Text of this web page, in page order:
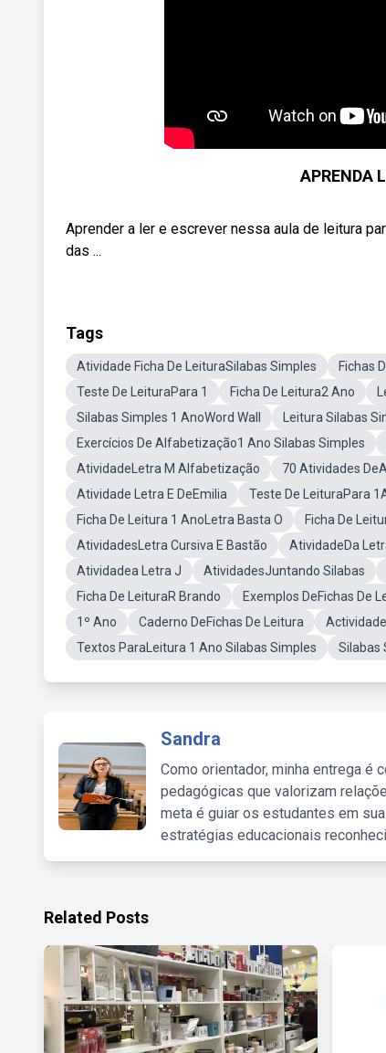
APRENDA
Aprender a ler e escrever nessa aula de leitura
das ...
Tags
Atividade Ficha De LeituraSilabas Simples Fichas
Teste De LeituraPara 1
Ficha De Leitura2 Ano
Silabas Simples 1 AnoWord Wall
Leitura Silabas
Exercícios De Alfabetização1 Ano Silabas Simples
AtividadeLetra M Alfabetização
70 Atividades
Atividade Letra E DeEmilia
Teste De LeituraPara
Ficha De Leitura 1 AnoLetra Basta O
Ficha De
AtividadesLetra Cursiva E Bastão
AtividadeDa
Atividadea Letra J
AtividadesJuntando Silabas
Ficha De LeituraR Brando
Exemplos DeFichas De
1º Ano
Caderno DeFichas De Leitura
Textos ParaLeitura 1 Ano Silabas Simples
Silabas
Sandra
Como orientador, minha entrega é
pedagógicas que valorizam
meta é guiar os estudantes em
estratégias educacionais
Related Posts